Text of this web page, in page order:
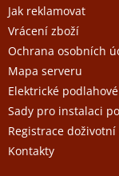
Jak reklamovat
Vrácení zboží
Ochrana osobních
Mapa serveru
Elektrické
Sady pro instalaci
Registrace
Kontakty